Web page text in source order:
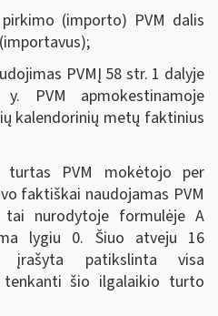
(importo) PVM dalis
PVMĮ 58 str. 1 dalyje
PVM apmokestinamoje
kalendorinių metų faktinius
turtas PVM mokėtojo per
faktiškai naudojamas PVM
tai nurodytoje formulėje A
lygiu 0. Šiuo atveju 16
patikslinta visa
tenkanti šio ilgalaikio turto